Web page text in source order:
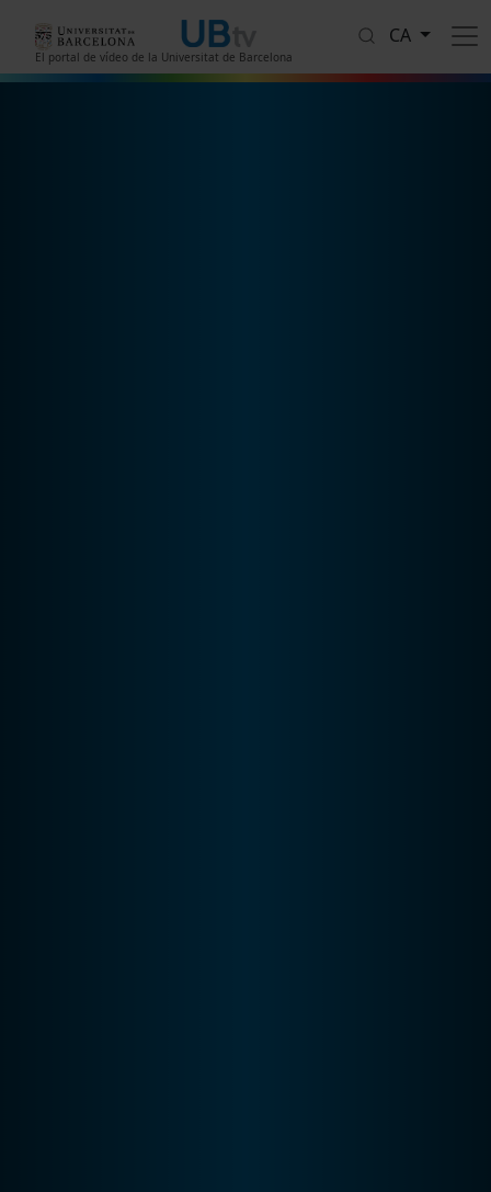
El portal de vídeo de la Universitat de Barcelona
CA